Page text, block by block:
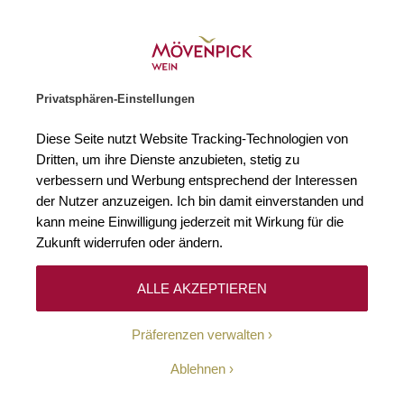
Privatsphären-Einstellungen
Diese Seite nutzt Website Tracking-Technologien von
Dritten, um ihre Dienste anzubieten, stetig zu
verbessern und Werbung entsprechend der Interessen
der Nutzer anzuzeigen. Ich bin damit einverstanden und
kann meine Einwilligung jederzeit mit Wirkung für die
Zukunft widerrufen oder ändern.
Präferenzen verwalten
Ablehnen
ALLE AKZEPTIEREN
Château Coutet (1)
Im Herzen von Barsac, einer Subappellation von Sauternes, liegt
Château Coutet – ein Weingut, das seit über 400 Jahren für seine
okzitanischen Wort für Messer, ein Verweis auf die rassige Frische,
die den Weinen bei all ihrer Üppigkeit stets innewohnt. Das ist kein